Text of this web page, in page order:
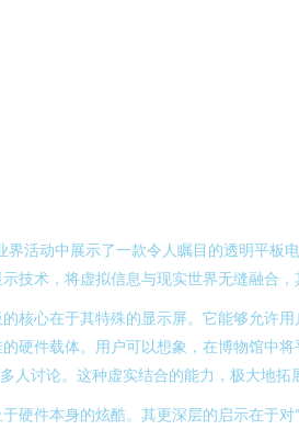
界活动中展示了一款令人瞩目的透明平板
技术，将虚拟信息与现实世界无缝融合
核心在于其特殊的显示屏。它能够允许
硬件载体。用户可以想象，在博物馆中
人讨论。这种虚实结合的能力，极大地拓
硬件本身的炫酷。其更深层的启示在于